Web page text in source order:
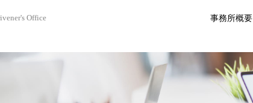
Office 事務所概要